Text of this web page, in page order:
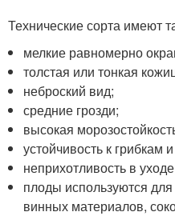
Технические сорта имеют
мелкие равномерно
толстая или тонкая
неброский вид;
средние грозди;
высокая
устойчивость к грибкам
неприхотливость в
плоды используются
винных материалов,